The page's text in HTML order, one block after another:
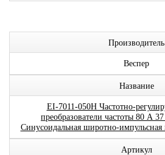
Производитель
Веспер
Название
EI-7011-050H Частотно-
преобразователи частоты 80 А
Синусоидальная широтно-импульсная
Артикул